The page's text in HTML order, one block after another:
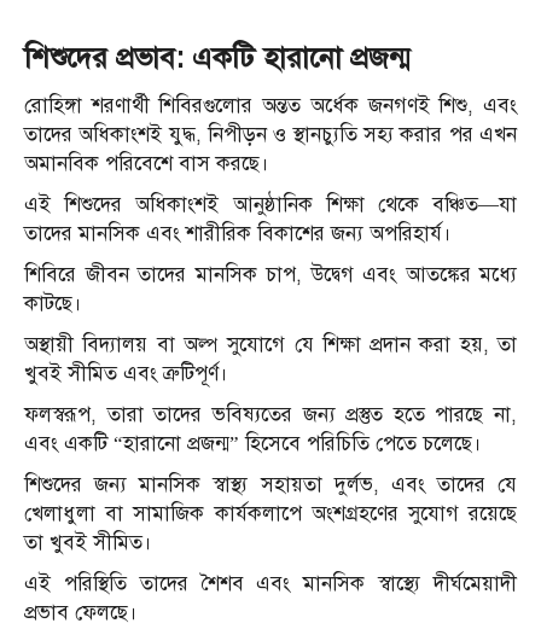
শিশুদের প্রভাব: একটি হারানো প্রজন্ম
রোহিঙ্গা শরণার্থী শিবিরগুলোর অন্তত অর্ধেক জনগণই শিশু, এবং
তাদের অধিকাংশই যুদ্ধ, নিপীড়ন ও স্থানচ্যুতি সহ্য করার পর এখন
অমানবিক পরিবেশে বাস করছে।
এই শিশুদের অধিকাংশই আনুষ্ঠানিক শিক্ষা থেকে বঞ্চিত—যা
তাদের মানসিক এবং শারীরিক বিকাশের জন্য অপরিহার্য।
শিবিরে জীবন তাদের মানসিক চাপ, উদ্বেগ এবং আতঙ্কের মধ্যে
কাটছে।
অস্থায়ী বিদ্যালয় বা অল্প সুযোগে যে শিক্ষা প্রদান করা হয়, তা
খুবই সীমিত এবং ত্রুটিপূর্ণ।
ফলস্বরূপ, তারা তাদের ভবিষ্যতের জন্য প্রস্তুত হতে পারছে না,
এবং একটি “হারানো প্রজন্ম” হিসেবে পরিচিতি পেতে চলেছে।
শিশুদের জন্য মানসিক স্বাস্থ্য সহায়তা দুর্লভ, এবং তাদের যে
খেলাধুলা বা সামাজিক কার্যকলাপে অংশগ্রহণের সুযোগ রয়েছে
তা খুবই সীমিত।
এই পরিস্থিতি তাদের শৈশব এবং মানসিক স্বাস্থ্যে দীর্ঘমেয়াদী
প্রভাব ফেলছে।